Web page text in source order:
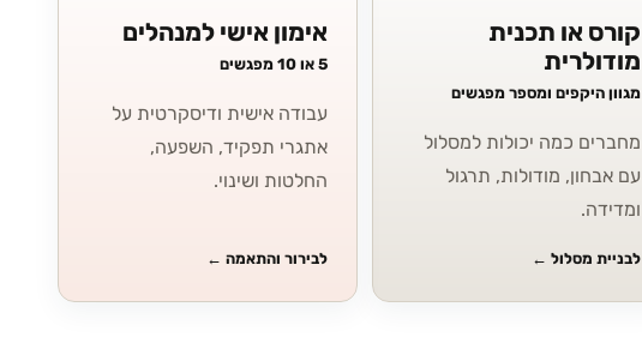
קורס או תכנית
מודולרית
מגוון היקפים ומספר מפגשים
מחברים כמה יכולות למסלול
עם אבחון, מודולות, תרגול
ומדידה.
לבניית מסלול←
אימון אישי למנהלים
5 או 10 מפגשים
עבודה אישית ודיסקרטית על
אתגרי תפקיד, השפעה,
החלטות ושינוי.
לבירור והתאמה ←